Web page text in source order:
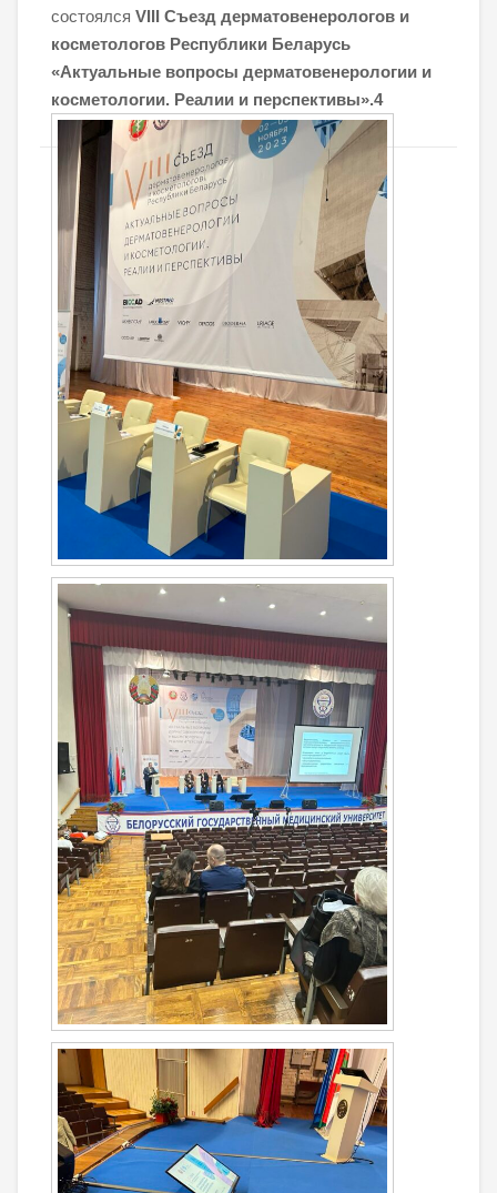
состоялся VIII Съезд дерматовенерологов и
косметологов Республики Беларусь
«Актуальные вопросы дерматовенерологии и
косметологии. Реалии и перспективы».4